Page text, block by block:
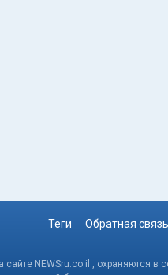
Теги Обратная связь
NEWSru.co.il , охраняются в